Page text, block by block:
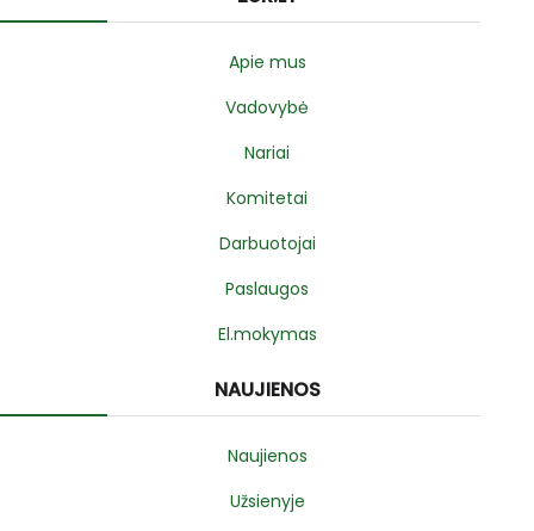
Apie mus
Vadovybė
Nariai
Komitetai
Darbuotojai
Paslaugos
El.mokymas
NAUJIENOS
Naujienos
Užsienyje